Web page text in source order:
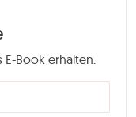
Book erhalten.